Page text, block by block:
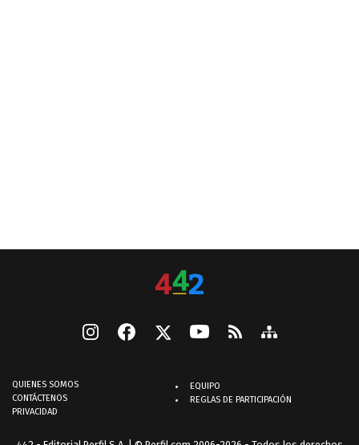
QUIENES SOMOS
CONTÁCTENOS
PRIVACIDAD
EQUIPO
REGLAS DE PARTICIPACIÓN